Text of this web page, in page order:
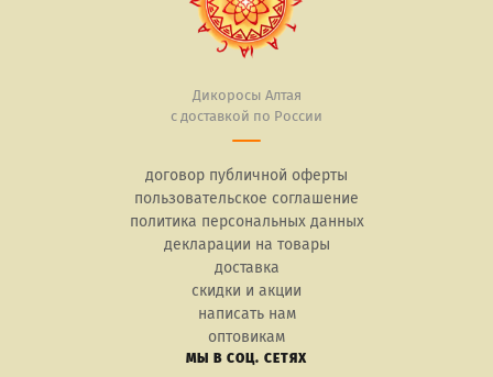
Дикоросы Алтая
с доставкой по России
договор публичной оферты
пользовательское соглашение
политика персональных данных
декларации на товары
доставка
скидки и акции
написать нам
оптовикам
МЫ В СОЦ. СЕТЯХ